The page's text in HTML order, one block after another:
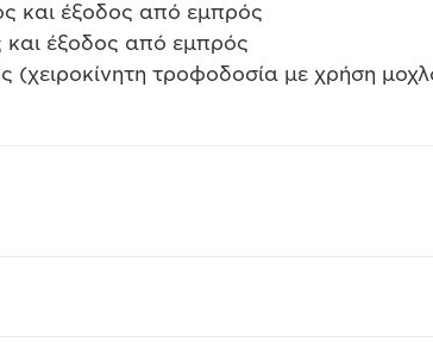
και έξοδος από εμπρός
έξοδος από εμπρός
τροφοδοσία με χρήση